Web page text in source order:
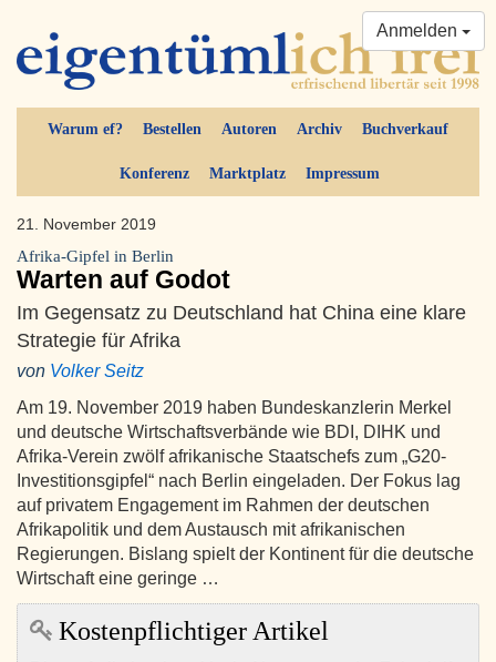
Warum ef? Bestellen Autoren Archiv Buchverkauf
Konferenz Marktplatz Impressum
Anmelden
21. November 2019
Afrika-Gipfel in Berlin
Warten auf Godot
Im Gegensatz zu Deutschland hat China eine klare
Strategie für Afrika
von Volker Seitz
Am 19. November 2019 haben Bundeskanzlerin Merkel
und deutsche Wirtschaftsverbände wie BDI, DIHK und
Afrika-Verein zwölf afrikanische Staatschefs zum „G20-
Investitionsgipfel“ nach Berlin eingeladen. Der Fokus lag
auf privatem Engagement im Rahmen der deutschen
Afrikapolitik und dem Austausch mit afrikanischen
Regierungen. Bislang spielt der Kontinent für die deutsche
Wirtschaft eine geringe …
Kostenpflichtiger Artikel